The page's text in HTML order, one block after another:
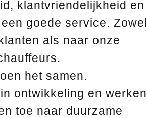
klantvriendelijkheid en
goede service. Zowel
als naar onze
het samen.
ontwikkeling en werken
toe naar duurzame